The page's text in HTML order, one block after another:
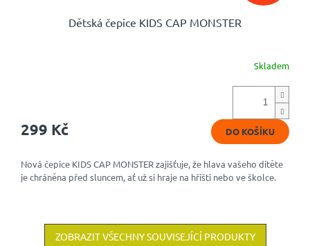
Dětská čepice KIDS CAP MONSTER
Skladem
299 Kč DO KOŠÍKU
Nová čepice KIDS CAP MONSTER zajišťuje, že hlava vašeho dítěte
je chráněna před sluncem, ať už si hraje na hřišti nebo ve školce.
ZOBRAZIT VŠECHNY SOUVISEJÍCÍ PRODUKTY